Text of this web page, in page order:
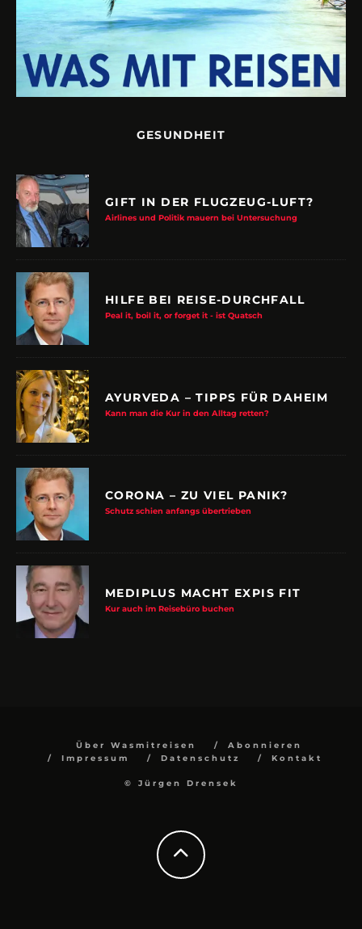
GESUNDHEIT
GIFT IN DER FLUGZEUG-LUFT?
Airlines und Politik mauern bei Untersuchung
HILFE BEI REISE-DURCHFALL
Peal it, boil it, or forget it - ist Quatsch
AYURVEDA – TIPPS FÜR DAHEIM
Kann man die Kur in den Alltag retten?
CORONA – ZU VIEL PANIK?
Schutz schien anfangs übertrieben
MEDIPLUS MACHT EXPIS FIT
Kur auch im Reisebüro buchen
Über Wasmitreisen
Abonnieren
Impressum
Datenschutz Kontakt
© Jürgen Drensek